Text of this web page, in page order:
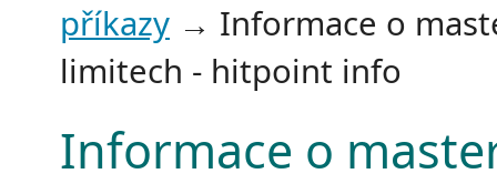
příkazy → Informace o
limitech - hitpoint info
Informace o